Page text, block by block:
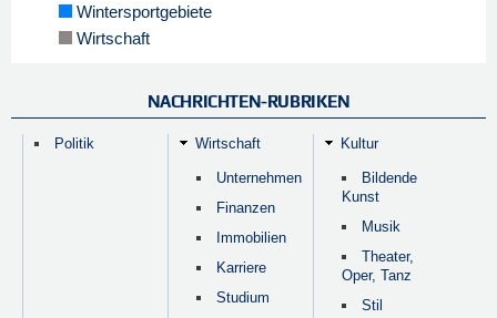
Wintersportgebiete
Wirtschaft
NACHRICHTEN-RUBRIKEN
Politik Wirtschaft
Unternehmen
Finanzen
Immobilien
Karriere
Studium
Kultur
Bildende
Kunst
Musik
Theater,
Oper, Tanz
Stil